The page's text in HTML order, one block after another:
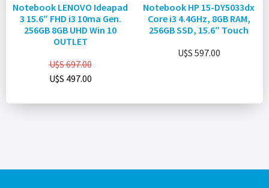
Notebook LENOVO Ideapad
3 15.6″ FHD i3 10ma Gen.
256GB 8GB UHD Win 10
OUTLET
U$S697.00
U$S 497.00
Notebook HP 15-DY5033dx
Core i3 4.4GHz, 8GB RAM,
256GB SSD, 15.6″ Touch
U$S 597.00